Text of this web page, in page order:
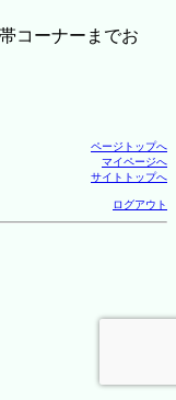
コーナーまでお
ページトップへ
マイページへ
サイトトップへ
ログアウト